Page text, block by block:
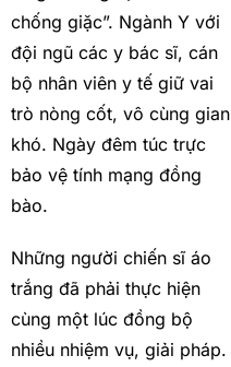
chống giặc”. Ngành Y với
đội ngũ các y bác sĩ, cán
bộ nhân viên y tế giữ vai
trò nòng cốt, vô cùng gian
khó. Ngày đêm túc trực
bảo vệ tính mạng đồng
bào.
Những người chiến sĩ áo
trắng đã phải thực hiện
cùng một lúc đồng bộ
nhiều nhiệm vụ, giải pháp.